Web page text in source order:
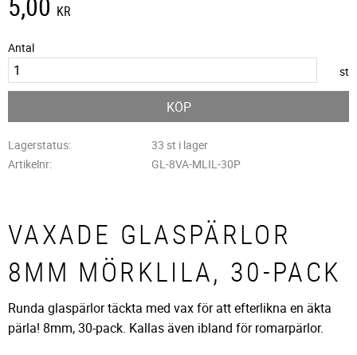
KR
Antal
st
KÖP
Lagerstatus
33 st i lager
Artikelnr
GL-8VA-MLIL-30P
VAXADE GLASPÄRLOR
8MM MÖRKLILA, 30-PACK
Runda glaspärlor täckta med vax för att efterlikna en äkta
pärla! 8mm, 30-pack. Kallas även ibland för romarpärlor.